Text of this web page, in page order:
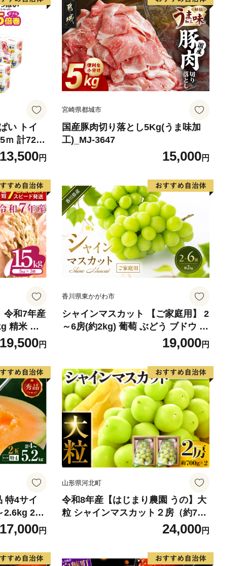
い トイ
ｍ 計72ロ
ハーブ
い 防災 常
貨 消耗品
安町 日用
13,500円
宮崎県都城市
国産豚肉切り落とし5Kg(うま味加
工)_MJ-3647
15,000円
令和7年産
精米 ※
不可
19,500円
香川県東かがわ市
シャインマスカット 【ご家庭用】 2
～6房(約2kg) 葡萄 ぶどう ブドウ フ
ルーツ 果物 くだもの 果実 旬の果物
旬のフルーツ 香川 香川県 東かがわ
19,000円
特4サイ
2.6kg 2玉
ロン めろ
デザート
17,000円
山形県河北町
令和8年産【はじまり農園 うの】大
粒 シャインマスカット２房（約700
g×2房） 山形県河北町産 【河北町
観光物産協会】 ka002-004-r8
24,000円